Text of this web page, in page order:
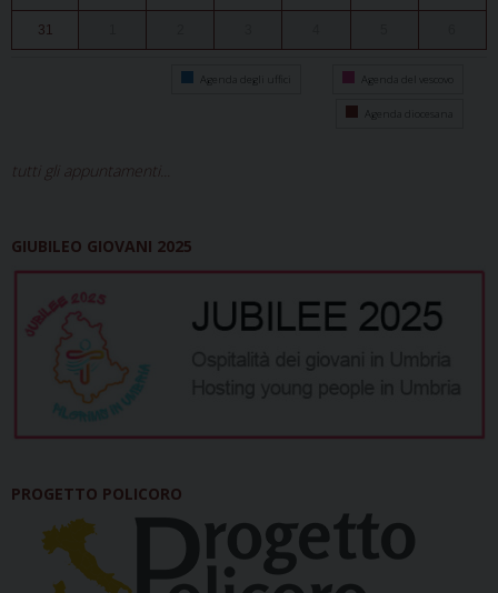
31
Agenda degli uffici Agenda del vescovo
Agenda diocesana
tutti gli appuntamenti...
GIUBILEO GIOVANI 2025
PROGETTO POLICORO